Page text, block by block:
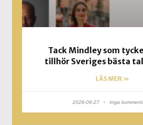
Tack Mindley som
tillhör Sveriges bästa
LÄS MER »
2026-06-27 Inga